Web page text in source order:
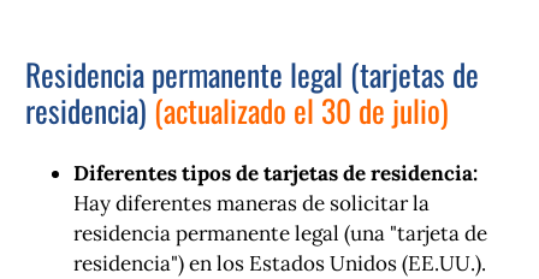
Residencia permanente legal (tarjetas de
residencia) (actualizado el 30 de julio)
Diferentes tipos de tarjetas de residencia:
Hay diferentes maneras de solicitar la
residencia permanente legal (una "tarjeta de
residencia") en los Estados Unidos (EE.UU.).